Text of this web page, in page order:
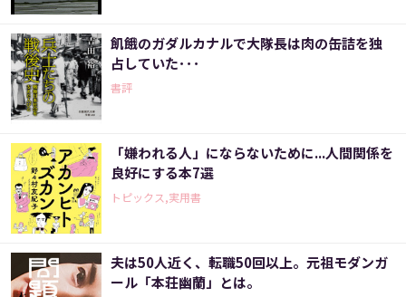
飢餓のガダルカナルで大隊長は肉の缶詰を独
占していた･･･
書評
「嫌われる人」にならないために...人間関係を
良好にする本7選
トピックス,実用書
夫は50人近く、転職50回以上。元祖モダンガ
ール「本荘幽蘭」とは。